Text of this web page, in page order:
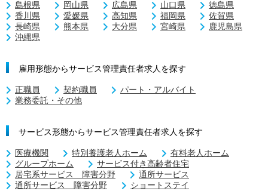
島根県
岡山県 広島県 山口県
徳島県
香川県
愛媛県 高知県 福岡県
佐賀県
長崎県
熊本県 大分県 宮崎県
鹿児島県
沖縄県
雇用形態からサービス管理責任者求人を探す
正職員 契約職員
パート・アルバイト
業務委託・その他
サービス形態からサービス管理責任者求人を探す
医療機関 特別養護老人ホーム
有料老人ホーム
グループホーム
サービス付き高齢者住宅
居宅系サービス 障害分野
通所サービス
通所サービス 障害分野
ショートステイ